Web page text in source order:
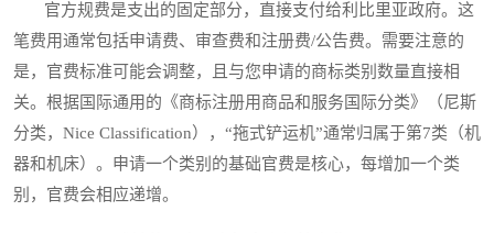
官方规费是支出的固定部分，直接支付给利比里亚政府。这
笔费用通常包括申请费、审查费和注册费/公告费。需要注意的
是，官费标准可能会调整，且与您申请的商标类别数量直接相
关。根据国际通用的《商标注册用商品和服务国际分类》（尼斯
分类，Nice Classification），“拖式铲运机”通常归属于第7类（机
器和机床）。申请一个类别的基础官费是核心，每增加一个类
别，官费会相应递增。